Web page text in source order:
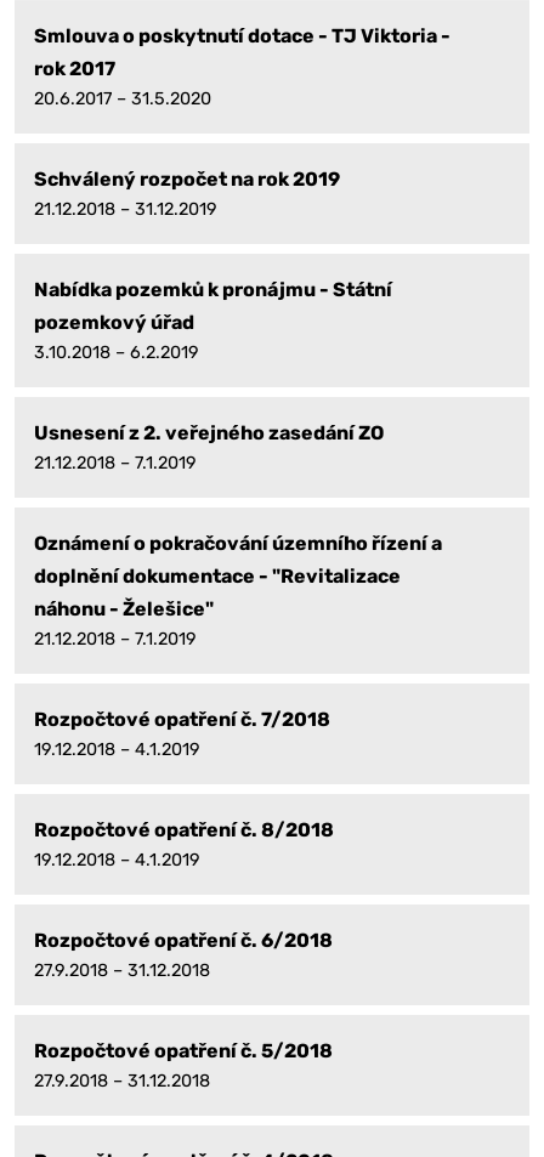
Smlouva o poskytnutí dotace - TJ Viktoria -
rok 2017
20.6.2017 – 31.5.2020
Schválený rozpočet na rok 2019
21.12.2018 – 31.12.2019
Nabídka pozemků k pronájmu - Státní
pozemkový úřad
3.10.2018 – 6.2.2019
Usnesení z 2. veřejného zasedání ZO
21.12.2018 – 7.1.2019
Oznámení o pokračování územního řízení a
doplnění dokumentace - "Revitalizace
náhonu - Želešice"
21.12.2018 – 7.1.2019
Rozpočtové opatření č. 7/2018
19.12.2018 – 4.1.2019
Rozpočtové opatření č. 8/2018
19.12.2018 – 4.1.2019
Rozpočtové opatření č. 6/2018
27.9.2018 – 31.12.2018
Rozpočtové opatření č. 5/2018
27.9.2018 – 31.12.2018